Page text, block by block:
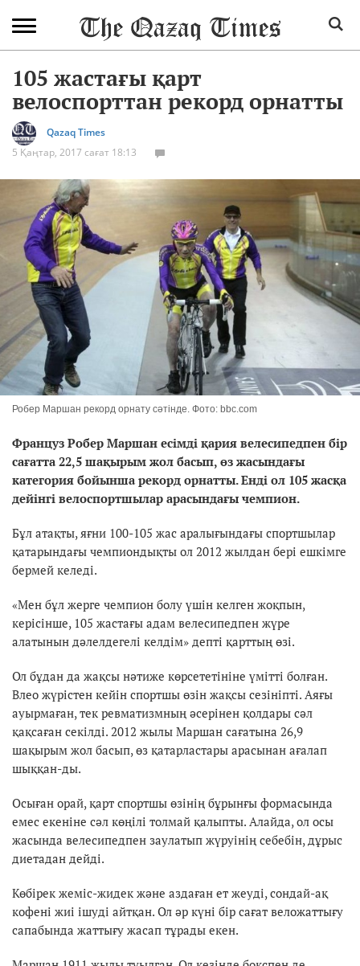
105 жастағы қарт
велоспорттан рекорд орнатты
Qazaq Times
5 Қаңтар, 2017 сағат 18:13
Робер Маршан рекорд орнату сәтінде. Фото: bbc.com
Француз Робер Маршан есімді қария велесипедпен бір
сағатта 22,5 шақырым жол басып, өз жасындағы
категория бойынша рекорд орнатты. Енді ол 105 жасқа
дейінгі велоспортшылар арасындағы чемпион.
Бұл атақты, яғни 100-105 жас аралығындағы спортшылар
қатарындағы чемпиондықты ол 2012 жылдан бері ешкімге
бермей келеді.
«Мен бұл жерге чемпион болу үшін келген жоқпын,
керісінше, 105 жастағы адам велесипедпен жүре
алатынын дәлелдегелі келдім» депті қарттың өзі.
Ол бұдан да жақсы нәтиже көрсететініне үмітті болған.
Влео жүрістен кейін спортшы өзін жақсы сезініпті. Аяғы
ауырмаған, тек ревматизмның әсерінен қолдары сәл
қақсаған секілді. 2012 жылы Маршан сағатына 26,9
шақырым жол басып, өз қатарластары арасынан ағалап
шыққан-ды.
Осыған орай, қарт спортшы өзінің бұрынғы формасында
емес екеніне сәл көңілі толмай қалыпты. Алайда, ол осы
жасында велесипедпен заулатып жүруінің себебін, дұрыс
диетадан дейді.
Көбірек жеміс-жидек және аздаған ет жеуді, сондай-ақ
кофені жиі ішуді айтқан. Ол әр күні бір сағат веложаттығу
сапабында жаттығу жасап тұрады екен.